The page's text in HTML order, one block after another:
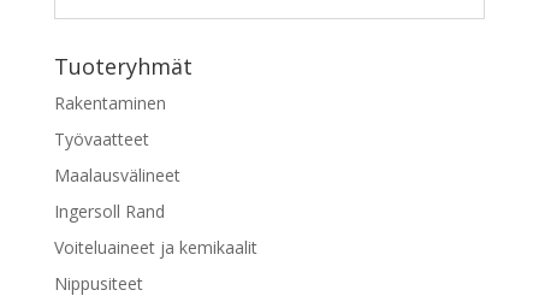
Tuoteryhmät
Rakentaminen
Työvaatteet
Maalausvälineet
Ingersoll Rand
Voiteluaineet ja kemikaalit
Nippusiteet